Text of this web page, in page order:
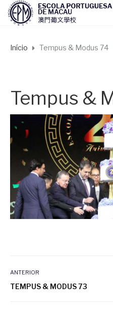
Início Tempus & Modus 74
Tempus &
ANTERIOR
TEMPUS & MODUS 73